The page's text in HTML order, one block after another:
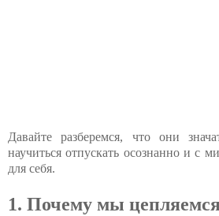
Давайте разберемся, что они
научиться отпускать осознанно и с
для себя.
1. Почему мы